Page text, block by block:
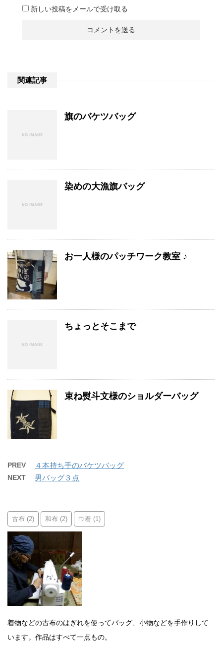
新しい投稿をメールで受け取る
関連記事
旗のバケツバッグ
染めの大漁旗バッグ
お一人様のパッチワーク教室 ♪
ちょっとそこまで
束ね熨斗文様のショルダーバッグ
PREV ４本持ち手のバケツバッグ
NEXT 男バッグ３点
古布 (2) 和布 (2) 巾着 (1)
着物などの古布のはぎれを使ってバッグ、小物などを手作りして
います。作品はすべて一点もの。